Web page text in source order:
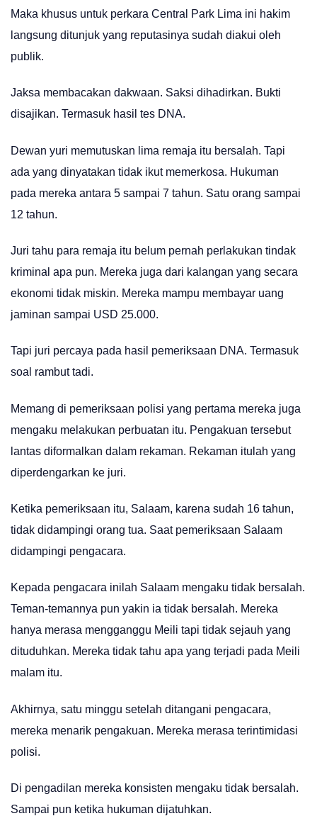
Maka khusus untuk perkara Central Park Lima ini hakim
langsung ditunjuk yang reputasinya sudah diakui oleh
publik.
Jaksa membacakan dakwaan. Saksi dihadirkan. Bukti
disajikan. Termasuk hasil tes DNA.
Dewan yuri memutuskan lima remaja itu bersalah. Tapi
ada yang dinyatakan tidak ikut memerkosa. Hukuman
pada mereka antara 5 sampai 7 tahun. Satu orang sampai
12 tahun.
Juri tahu para remaja itu belum pernah perlakukan tindak
kriminal apa pun. Mereka juga dari kalangan yang secara
ekonomi tidak miskin. Mereka mampu membayar uang
jaminan sampai USD 25.000.
Tapi juri percaya pada hasil pemeriksaan DNA. Termasuk
soal rambut tadi.
Memang di pemeriksaan polisi yang pertama mereka juga
mengaku melakukan perbuatan itu. Pengakuan tersebut
lantas diformalkan dalam rekaman. Rekaman itulah yang
diperdengarkan ke juri.
Ketika pemeriksaan itu, Salaam, karena sudah 16 tahun,
tidak didampingi orang tua. Saat pemeriksaan Salaam
didampingi pengacara.
Kepada pengacara inilah Salaam mengaku tidak bersalah.
Teman-temannya pun yakin ia tidak bersalah. Mereka
hanya merasa mengganggu Meili tapi tidak sejauh yang
dituduhkan. Mereka tidak tahu apa yang terjadi pada Meili
malam itu.
Akhirnya, satu minggu setelah ditangani pengacara,
mereka menarik pengakuan. Mereka merasa terintimidasi
polisi.
Di pengadilan mereka konsisten mengaku tidak bersalah.
Sampai pun ketika hukuman dijatuhkan.